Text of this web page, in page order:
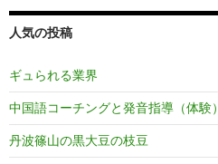
人気の投稿
ギュられる業界
中国語コーチングと発音指導（体験）
丹波篠山の黒大豆の枝豆